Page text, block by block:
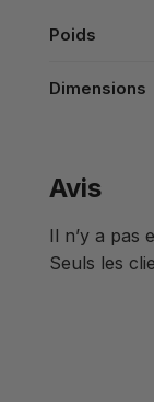
Poids
Dimensions
Avis
Il n’y a pas
Seuls les